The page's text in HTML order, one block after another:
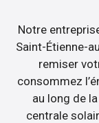
Notre
Saint-Étienne-
remiser
consommez
au long de
centrale